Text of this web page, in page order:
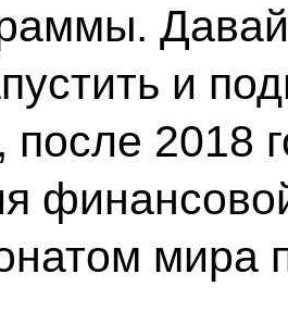
и
после 2018
мира